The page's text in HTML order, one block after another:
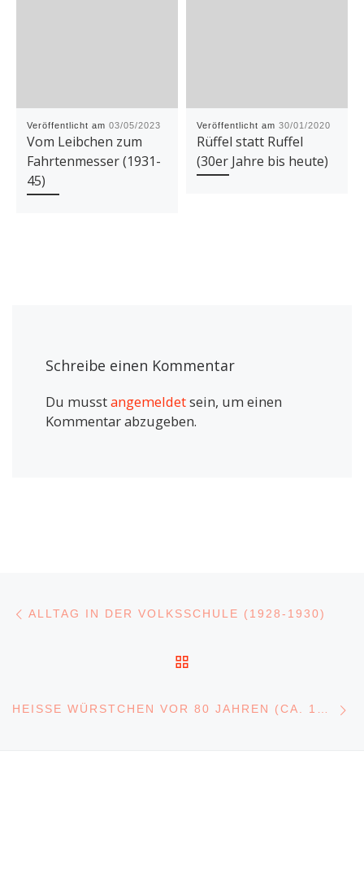
Veröffentlicht am 03/05/2023
Vom Leibchen zum
Fahrtenmesser (1931-
45)
Veröffentlicht am 30/01/2020
Rüffel statt Ruffel
(30er Jahre bis heute)
Schreibe einen Kommentar
Du musstangemeldetsein, um einen
Kommentar abzugeben.
ALLTAG IN DER VOLKSSCHULE (1928-1930)
HEISSE WÜRSTCHEN VOR 80 JAHREN (CA. 1930-1945)